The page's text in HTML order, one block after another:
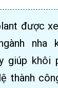
được
nha
giúp khôi
thành